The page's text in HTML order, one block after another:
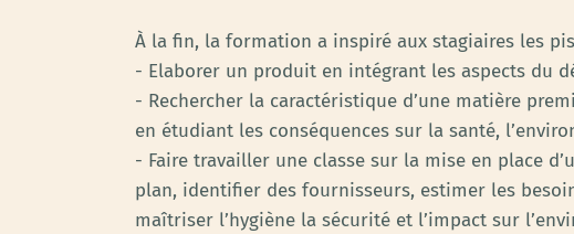
À la fin, la formation a inspiré aux stagiaires les
- Elaborer un produit en intégrant les aspects du
- Rechercher la caractéristique d’une matière
en étudiant les conséquences sur la santé,
- Faire travailler une classe sur la mise en place
plan, identifier des fournisseurs, estimer les
maîtriser l’hygiène la sécurité et l’impact sur